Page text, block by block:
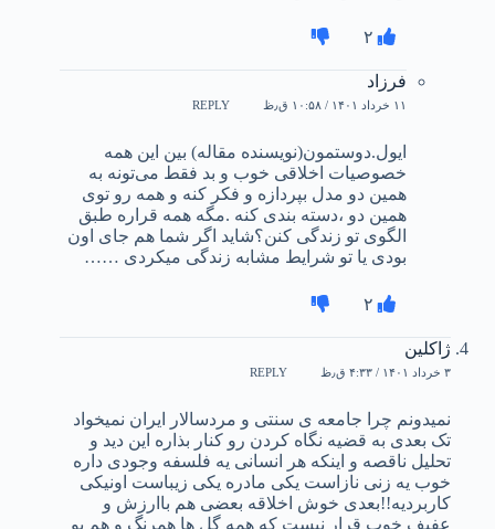
۲
فرزاد
۱۱ خرداد ۱۴۰۱ / ۱۰:۵۸ ق٫ظ REPLY
ایول.دوستمون(نویسنده مقاله) بین این همه
خصوصیات اخلاقی خوب و بد فقط می‌تونه به
همین دو مدل بپردازه و فکر کنه و همه رو توی
همین دو ،دسته بندی کنه .مگه همه قراره طبق
الگوی تو زندگی کنن؟شاید اگر شما هم جای اون
بودی یا تو شرایط مشابه زندگی میکردی ……
۲
ژاکلین
۳ خرداد ۱۴۰۱ / ۴:۳۳ ق٫ظ REPLY
نمیدونم چرا جامعه ی سنتی و مردسالار ایران نمیخواد
تک بعدی به قضیه نگاه کردن رو کنار بذاره این دید و
تحلیل ناقصه و اینکه هر انسانی یه فلسفه وجودی داره
خوب یه زنی نازاست یکی مادره یکی زیباست اونیکی
کاربردیه!!بعدی خوش اخلاقه بعضی هم باارزش و
عفیف خوب قرار نیست که همه گل ها همرنگ و هم بو